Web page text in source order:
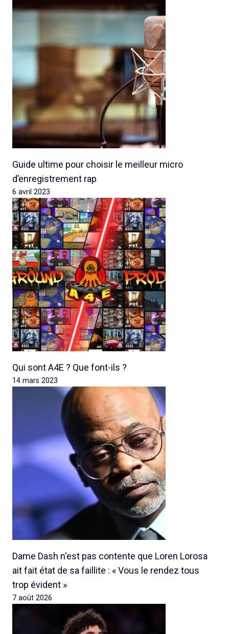
Guide ultime pour choisir le meilleur micro
d’enregistrement rap
6 avril 2023
Qui sont A4E ? Que font-ils ?
14 mars 2023
Dame Dash n'est pas contente que Loren Lorosa
ait fait état de sa faillite : « Vous le rendez tous
trop évident »
7 août 2026